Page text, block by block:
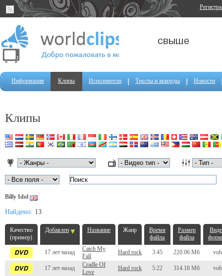
Информация Клипы Исполнители Тексты и аккорды Новости
Клипы
Billy Idol
Найдено: 13
Качество
(пример)
Добавлен Название Жанр
Время
файла
Размер
файла
17 лет назад
Catch My
Fall
Hard rock 3:45 220.06 Мб vob
17 лет назад
Cradle Of
Love
Hard rock 5:22 314.18 Мб vob